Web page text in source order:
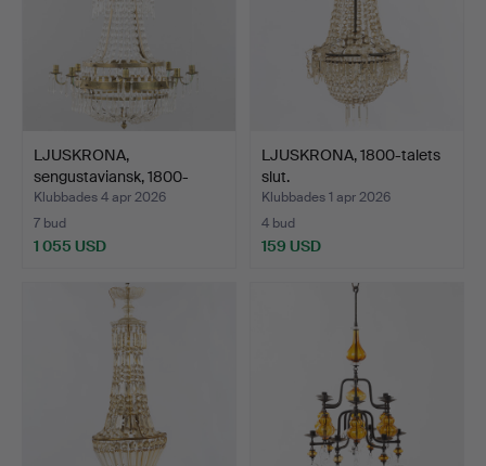
LJUSKRONA,
sengustaviansk, 1800-
talets för…
Klubbades 4 apr 2026
7 bud
1 055 USD
LJUSKRONA, 1800-talets
slut.
Klubbades 1 apr 2026
4 bud
159 USD